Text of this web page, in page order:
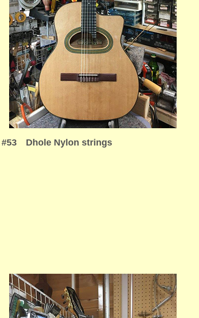
#53 Dhole Nylon strings